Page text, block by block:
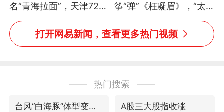
名“青海拉面”，天津72家
面馆已集体更换招牌
筝“弹”《枉凝眉》，“太
像了～你是吃古筝长大的
吗？”“或将成为首位考级
不带古筝的选手。”（来
打开网易新闻，查看更多热门视频
热门搜索
台风“白海豚”体型变大！环流面积接近13个浙江那么大 A股三大股指收涨